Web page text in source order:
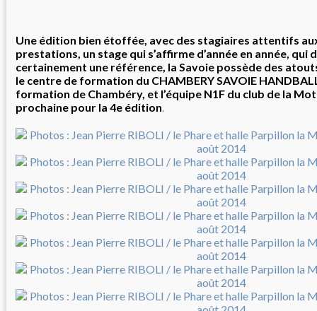
Une édition bien étoffée, avec des stagiaires attentifs
prestations, un stage qui s’affirme d’année en année, qui
certainement une référence, la Savoie possède des
le centre de formation du CHAMBERY SAVOIE
formation de Chambéry, et l’équipe N1F du club de la
prochaine pour la 4e édition.